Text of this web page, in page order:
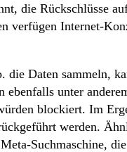
die Rückschlüsse
verfügen Internet-
Daten sammeln,
ebenfalls unter
blockiert. Im
werden.
Suchmaschine,